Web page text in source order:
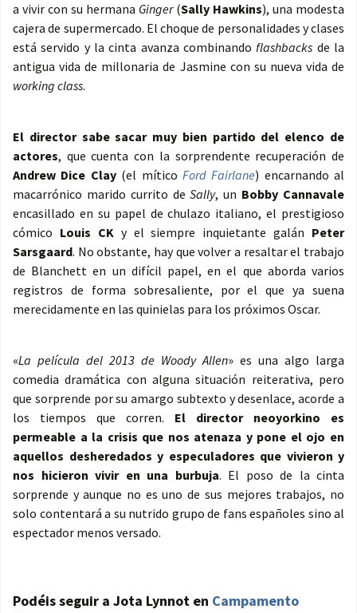
a vivir con su hermana Ginger(Sally Hawkins), una modesta
cajera de supermercado. El choque de personalidades y clases
está servido y la cinta avanza combinando flashbacks de la
antigua vida de millonaria de Jasmine con su nueva vida de
working class.
El director sabe sacar muy bien partido del elenco de
actores, que cuenta con la sorprendente recuperación de
Andrew Dice Clay(el mítico Ford Fairlane) encarnando al
macarrónico marido currito deSally, un Bobby Cannavale
encasillado en su papel de chulazo italiano, el prestigioso
cómico Louis CKy el siempre inquietante galán Peter
Sarsgaard. No obstante, hay que volver a resaltar el trabajo
de Blanchett en un difícil papel, en el que aborda varios
registros de forma sobresaliente, por el que ya suena
merecidamente en las quinielas para los próximos Oscar.
«La película del 2013 de Woody Allen» es una algo larga
comedia dramática con alguna situación reiterativa, pero
que sorprende por su amargo subtexto y desenlace, acorde a
los tiempos que corren. El director neoyorkino es
permeable a la crisis que nos atenaza y pone el ojo en
aquellos desheredados y especuladores que vivieron y
nos hicieron vivir en una burbuja. El poso de la cinta
sorprende y aunque no es uno de sus mejores trabajos, no
solo contentará a su nutrido grupo de fans españoles sino al
espectador menos versado.
Podéis seguir a Jota Lynnot en Campamento